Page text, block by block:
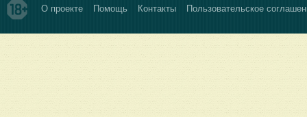
О проекте Помощь Контакты Пользовательское